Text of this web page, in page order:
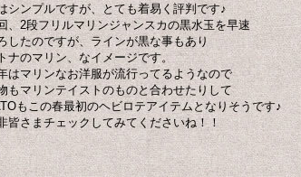
シンプルですが、とても着易く評判です♪
、2段フリルマリンジャンスカの黒水玉を早速
したのですが、ラインが黒な事もあり
ナのマリン、なイメージです。
はマリンなお洋服が流行ってるようなので
もマリンテイストのものと合わせたりして
もこの春最初のヘビロテアイテムとなりそうです♪
皆さまチェックしてみてくださいね！！